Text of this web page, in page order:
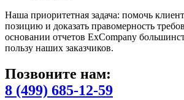
Наша приоритетная задача: помочь
позицию и доказать правомерность
основании отчетов ExCompany
пользу наших заказчиков.
Позвоните нам:
8 (499) 685-12-59